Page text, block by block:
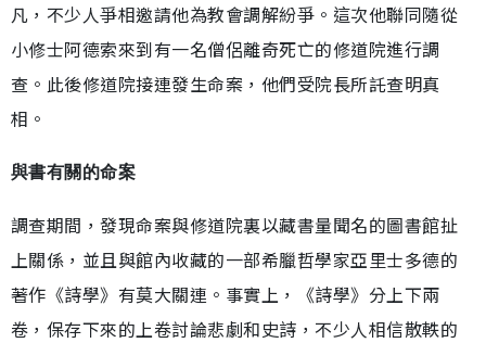
凡，不少人爭相邀請他為教會調解紛爭。這次他聯同隨從
小修士阿德索來到有一名僧侶離奇死亡的修道院進行調
查。此後修道院接連發生命案，他們受院長所託查明真
相。
與書有關的命案
調查期間，發現命案與修道院裏以藏書量聞名的圖書館扯
上關係，並且與館內收藏的一部希臘哲學家亞里士多德的
著作《詩學》有莫大關連。事實上，《詩學》分上下兩
卷，保存下來的上卷討論悲劇和史詩，不少人相信散軼的